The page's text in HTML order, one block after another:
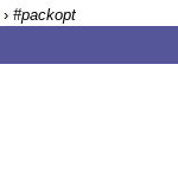
› #packopt